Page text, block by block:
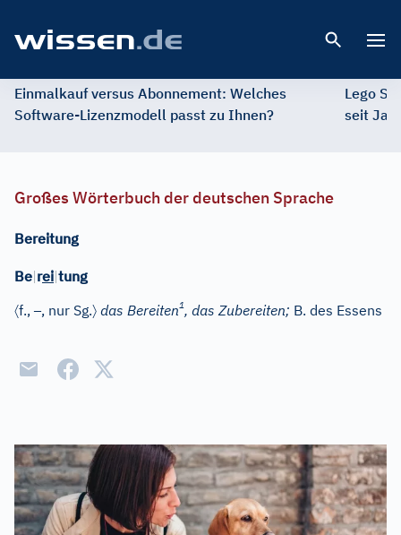
Einmalkauf versus Abonnement: Welches
Software-Lizenzmodell passt zu Ihnen?
Lego
seit
Großes Wörterbuch der deutschen Sprache
Bereitung
Be|rei|tung
〈f.,–, nur Sg.〉 das Bereiten1, das Zubereiten; B. des Essens